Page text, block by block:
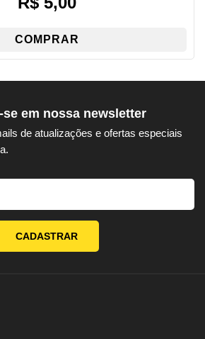
COMPRAR
se em nossa newsletter
de atualizações e ofertas especiais
CADASTRAR